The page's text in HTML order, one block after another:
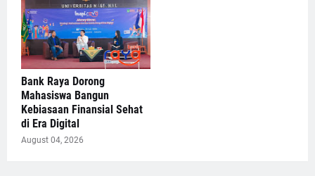
Bank Raya Dorong
Mahasiswa Bangun
Kebiasaan Finansial Sehat
di Era Digital
August 04, 2026